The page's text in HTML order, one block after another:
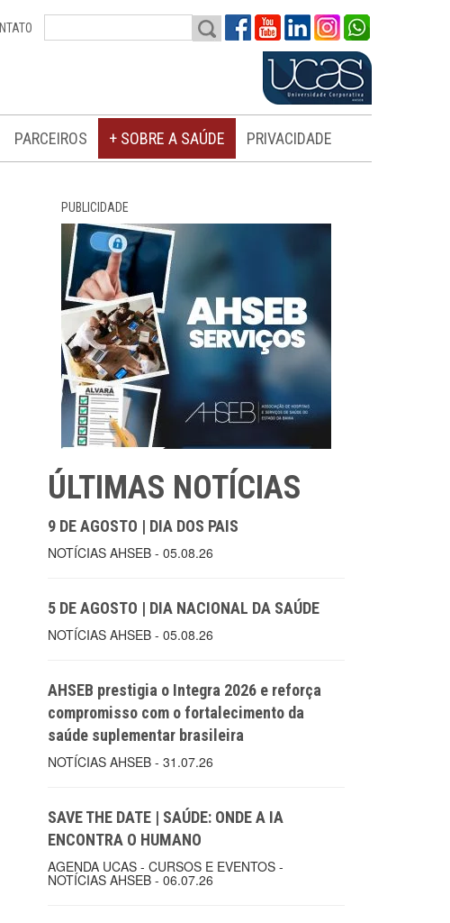
PARCEIROS + SOBRE A SAÚDE PRIVACIDADE
PUBLICIDADE
ÚLTIMAS NOTÍCIAS
9 DE AGOSTO | DIA DOS PAIS
NOTÍCIAS AHSEB - 05.08.26
5 DE AGOSTO | DIA NACIONAL DA SAÚDE
NOTÍCIAS AHSEB - 05.08.26
AHSEB prestigia o Integra 2026 e reforça
compromisso com o fortalecimento da
saúde suplementar brasileira
NOTÍCIAS AHSEB - 31.07.26
SAVE THE DATE | SAÚDE: ONDE A IA
ENCONTRA O HUMANO
AGENDA UCAS - CURSOS E EVENTOS -
NOTÍCIAS AHSEB - 06.07.26